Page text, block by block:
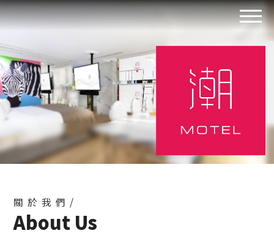
關於我們/
About Us